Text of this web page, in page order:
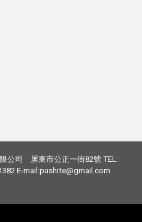
公司 屏東市公正一街82號 TEL:
E-mail:pushite@gmail.com